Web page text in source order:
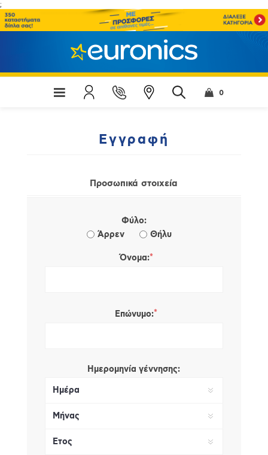
;
0
Εγγραφή
Προσωπικά στοιχεία
Φύλο:
Άρρεν
Θήλυ
Όνομα:*
Επώνυμο:*
Ημερομηνία γέννησης: